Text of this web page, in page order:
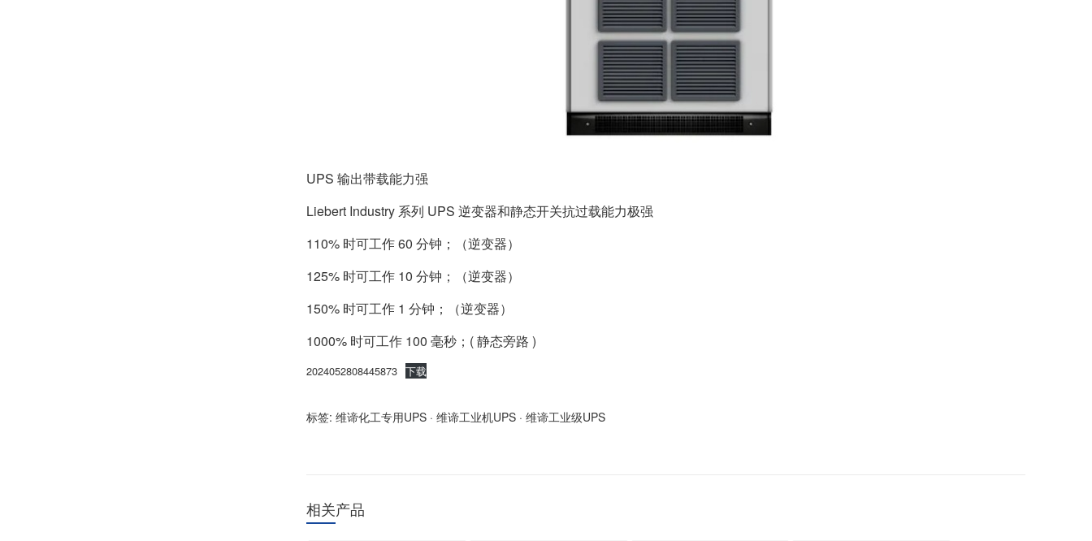
UPS 输出带载能力强
Liebert Industry 系列 UPS 逆变器和静态开关抗过载能力极强
110% 时可工作 60 分钟；（逆变器）
125% 时可工作 10 分钟；（逆变器）
150% 时可工作 1 分钟；（逆变器）
1000% 时可工作 100 毫秒；( 静态旁路 )
2024052808445873 下载
标签: 维谛化工专用UPS · 维谛工业机UPS · 维谛工业级UPS
相关产品